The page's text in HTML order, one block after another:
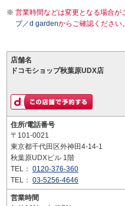
営業時間などは変更となる場合が
プ／d gardenからご確認ください。
店舗名
ドコモショップ秋葉原UDX店
住所/電話番号
〒101-0021
東京都千代田区外神田4-14-1
秋葉原UDXビル 1階
TEL： 0120-376-360
TEL： 03-5256-4646
営業時間